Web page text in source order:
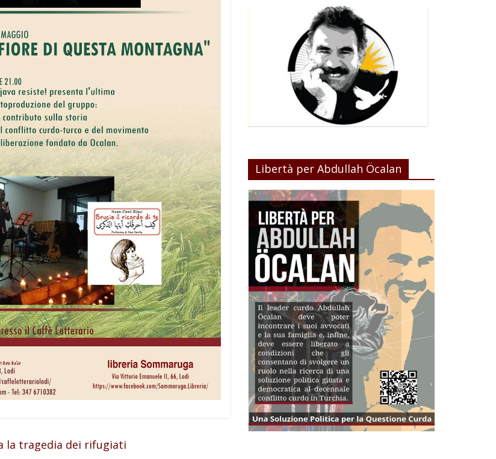
la tragedia dei rifugiati
Libertà per Abdullah Öcalan